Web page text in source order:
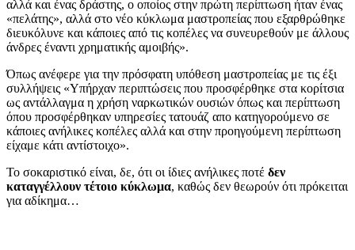
αλλά και ένας δράστης, ο οποίος στην πρώτη περίπτωση ήταν ένας
«πελάτης», αλλά στο νέο κύκλωμα μαστροπείας που εξαρθρώθηκε
διευκόλυνε και κάποιες από τις κοπέλες να συνευρεθούν με άλλους
άνδρες έναντι χρηματικής αμοιβής».
Όπως ανέφερε για την πρόσφατη υπόθεση μαστροπείας με τις έξι
συλλήψεις «Υπήρχαν περιπτώσεις που προσφέρθηκε στα κορίτσια
ως αντάλλαγμα η χρήση ναρκωτικών ουσιών όπως και περίπτωση
όπου προσφέρθηκαν υπηρεσίες τατουάζ απο κατηγορούμενο σε
κάποιες ανήλικες κοπέλες αλλά και στην προηγούμενη περίπτωση
είχαμε κάτι αντίστοιχο».
Το σοκαριστικό είναι, δε, ότι οι ίδιες ανήλικες ποτέ δεν
καταγγέλλουν τέτοιο κύκλωμα, καθώς δεν θεωρούν ότι πρόκειται
για αδίκημα…